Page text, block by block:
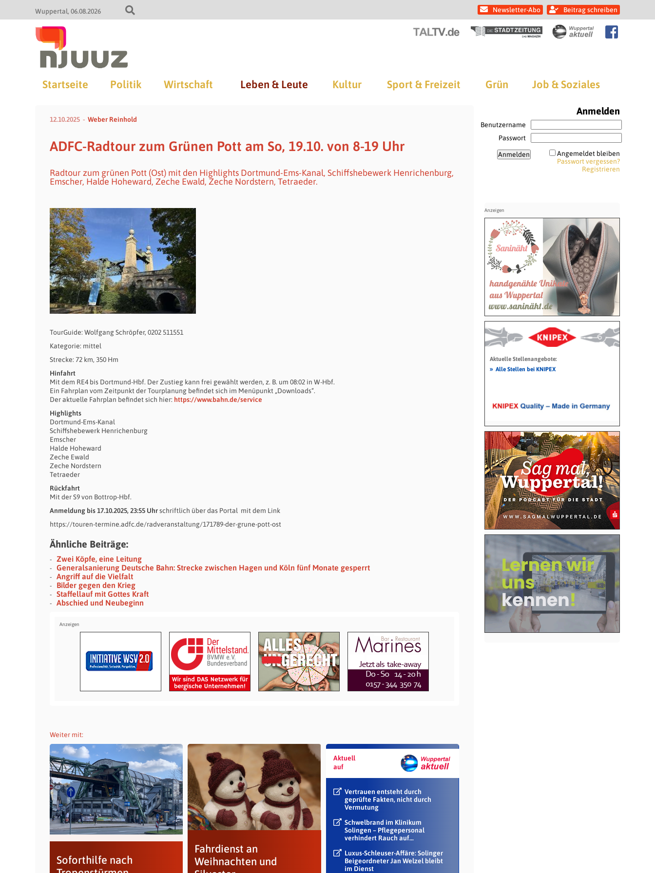
Wuppertal 06.08.2026 Newsletter-Abo Beitrag schreiben
Startseite Politik Wirtschaft Leben & Leute Kultur Sport & Freizeit Grün Job & Soziales
12.10.2025 Weber Reinhold
ADFC-Radtour zum Grünen Pott am So, 19.10. von 8-19 Uhr
Radtour zum grünen Pott (Ost) mit den Highlights Dortmund-Ems-Kanal, Schiffshebewerk Henrichenburg,
Emscher, Halde Hoheward, Zeche Ewald, Zeche Nordstern, Tetraeder.
TourGuide: Wolfgang Schröpfer, 0202 511551
Kategorie: mittel
Strecke: 72 km, 350 Hm
Hinfahrt
Mit dem RE4 bis Dortmund-Hbf. Der Zustieg kann frei gewählt werden, z. B. um 08:02 in W-Hbf.
Ein Fahrplan vom Zeitpunkt der Tourplanung befindet sich im Menüpunkt „Downloads“.
Der aktuelle Fahrplan befindet sich hier: https://www.bahn.de/service
Highlights
Dortmund-Ems-Kanal
Schiffshebewerk Henrichenburg
Emscher
Halde Hoheward
Zeche Ewald
Zeche Nordstern
Tetraeder
Rückfahrt
Mit der S9 von Bottrop-Hbf.
Anmeldung bis 17.10.2025, 23:55 Uhrschriftlich über das Portal mit dem Link
https://touren-termine.adfc.de/radveranstaltung/171789-der-grune-pott-ost
Ähnliche Beiträge:
Zwei Köpfe, eine Leitung
Generalsanierung Deutsche Bahn: Strecke zwischen Hagen und Köln fünf Monate gesperrt
Angriff auf die Vielfalt
Bilder gegen den Krieg
Staffellauf mit Gottes Kraft
Abschied und Neubeginn
Weiter mit:
Soforthilfe nach
Fahrdienst an
Weihnachten und
Aktuell
auf
Vertrauen entsteht durch
geprüfte Fakten, nicht durch
Vermutung
Schwelbrand im Klinikum
Solingen – Pflegepersonal
verhindert Rauch auf...
Luxus-Schleuser-Affäre: Solinger
Beigeordneter Jan Welzel bleibt
im Dienst
Anmelden
Benutzername
Passwort
Angemeldet bleiben
Passwort vergessen?
Registrieren
Aktuelle Stellenangebote:
» Alle Stellen bei KNIPEX